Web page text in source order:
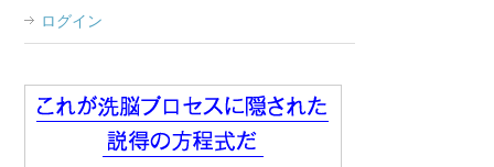
ログイン